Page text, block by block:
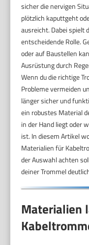
sicher die nervigen
plötzlich kaputtgeht
ausreicht. Dabei spielt
entscheidende Rolle.
oder auf Baustellen
Ausrüstung durch
Wenn du die richtige
Probleme vermeiden
länger sicher und
ein robustes Material
in der Hand liegt oder
ist. In diesem Artikel
Materialien für
der Auswahl achten
deiner Trommel
Materialien